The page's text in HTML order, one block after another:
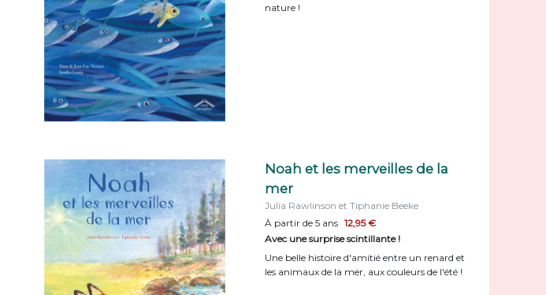
nature !
Noah et les merveilles de la
mer
Julia Rawlinson et Tiphanie Beeke
À partir de 5 ans 12,95 €
Avec une surprise scintillante !
Une belle histoire d'amitié entre un renard et
les animaux de la mer, aux couleurs de l'été !